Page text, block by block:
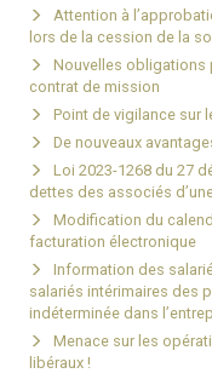
Attention à
lors de la cession de la
Nouvelles obligations
contrat de mission
Point de vigilance sur
De nouveaux
Loi 2023-1268 du 27
dettes des associés d’une
Modification du
facturation électronique
Information des
salariés intérimaires des
indéterminée dans
Menace sur les
libéraux !